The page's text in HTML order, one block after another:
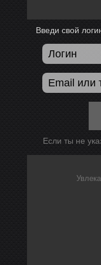
Введи свой
Если ты не